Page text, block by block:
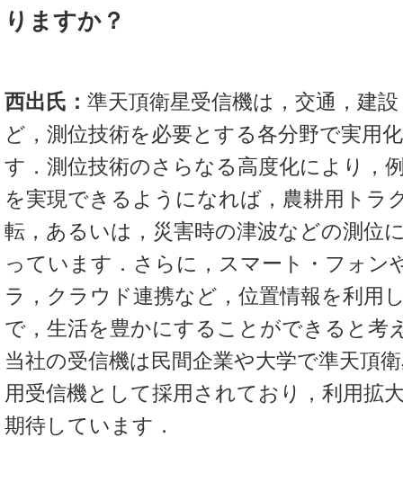
りますか？
西出氏： 準天頂衛星受信機は，交通，建
ど，測位技術を必要とする各分野で実用
す．測位技術のさらなる高度化により，
を実現できるようになれば，農耕用トラ
転，あるいは，災害時の津波などの測位
っています．さらに，スマート・フォン
ラ，クラウド連携など，位置情報を利用
で，生活を豊かにすることができると考
当社の受信機は民間企業や大学で準天頂
用受信機として採用されており，利用拡
期待しています．